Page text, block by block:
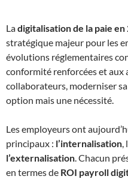
Ladigitalisation de la paie en
stratégique majeur pour les
évolutions réglementaires
conformité renforcées et aux
collaborateurs, moderniser
option mais une nécessité.
Les employeurs ont
principaux : l’internalisation,
l’externalisation. Chacun
en termes de ROI payroll